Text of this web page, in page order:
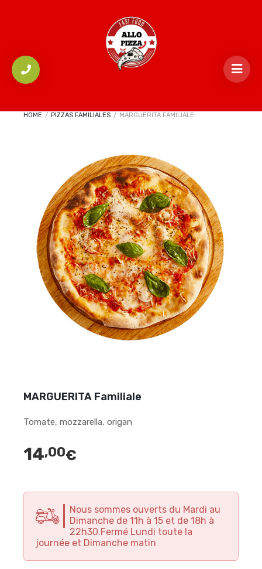
HOME / PIZZAS FAMILIALES / MARGUERITA FAMILIALE
MARGUERITA Familiale
Tomate, mozzarella, origan
14,00€
Nous sommes ouverts du Mardi au
Dimanche de 11h à 15 et de 18h à
22h30.Fermé Lundi toute la
journée et Dimanche matin